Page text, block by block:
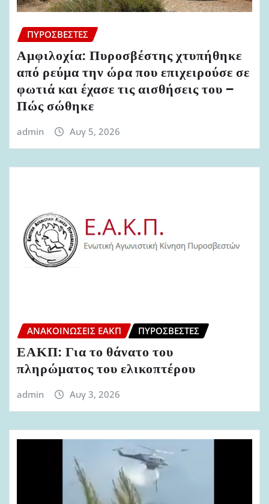
ΠΥΡΟΣΒΈΣΤΕΣ
Αμφιλοχία: Πυροσβέστης χτυπήθηκε
από ρεύμα την ώρα που επιχειρούσε σε
φωτιά και έχασε τις αισθήσεις του –
Πώς σώθηκε
admin Αυγ 5, 2026
ΑΝΑΚΟΙΝΏΣΕΙΣ ΕΑΚΠ ΠΥΡΟΣΒΈΣΤΕΣ
ΕΑΚΠ: Για το θάνατο του
πληρώματος του ελικοπτέρου
admin Αυγ 3, 2026